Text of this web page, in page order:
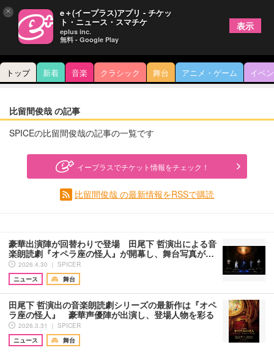
トップ 新着 音楽 クラシック 舞台 アニメ・ゲーム イベ
比留間俊哉 の記事
SPICEの比留間俊哉の記事の一覧です
イープラスでチケット情報をチェック！
比留間俊哉 の最新情報をRSSで購読
豪華出演陣が回替わりで登場 田尾下 哲演出による音
楽朗読劇『オペラ座の怪人』が開幕し、舞台写真が…
2026.4.30 ｜ SPICER
ニュース
舞台
田尾下 哲演出の音楽朗読劇シリーズの最新作は『オペ
ラ座の怪人』 豪華声優陣が出演し、登場人物を彩る
2026.3.31 ｜ SPICER
ニュース
舞台
× e＋(イープラス)アプリ - チケッ
ト・ニュース・スマチケ
eplus inc.
無料 - Google Play
表示